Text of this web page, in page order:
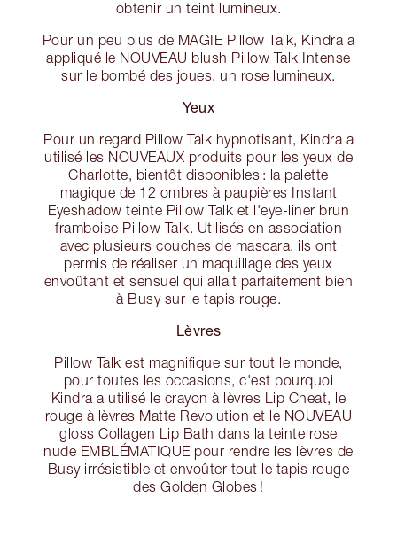
obtenir un teint lumineux.
Pour un peu plus de MAGIE Pillow Talk, Kindra a
appliqué le NOUVEAU blush Pillow Talk Intense
sur le bombé des joues, un rose lumineux.
Yeux
Pour un regard Pillow Talk hypnotisant, Kindra a
utilisé les NOUVEAUX produits pour les yeux de
Charlotte, bientôt disponibles : la palette
magique de 12 ombres à paupières Instant
Eyeshadow teinte Pillow Talk et l'eye-liner brun
framboise Pillow Talk. Utilisés en association
avec plusieurs couches de mascara, ils ont
permis de réaliser un maquillage des yeux
envoûtant et sensuel qui allait parfaitement bien
à Busy sur le tapis rouge.
Lèvres
Pillow Talk est magnifique sur tout le monde,
pour toutes les occasions, c'est pourquoi
Kindra a utilisé le crayon à lèvres Lip Cheat, le
rouge à lèvres Matte Revolution et le NOUVEAU
gloss Collagen Lip Bath dans la teinte rose
nude EMBLÉMATIQUE pour rendre les lèvres de
Busy irrésistible et envoûter tout le tapis rouge
des Golden Globes !